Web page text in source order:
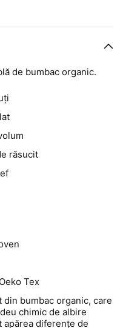
de bumbac organic.
răsucit
Tex
bumbac organic, care
chimic de albire
apărea diferențe de